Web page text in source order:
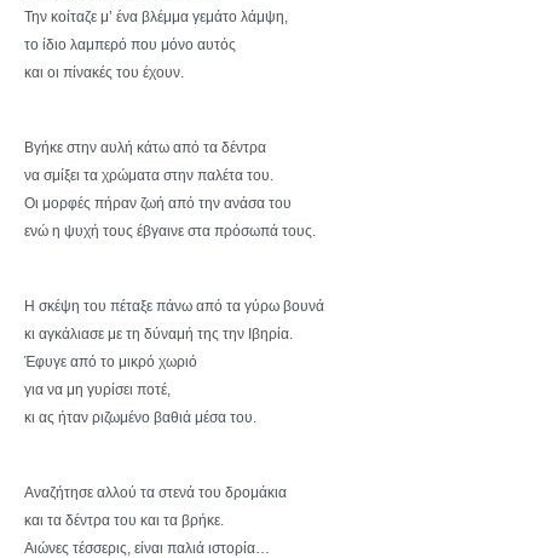
Την κοίταζε μ’ ένα βλέμμα γεμάτο λάμψη,
το ίδιο λαμπερό που μόνο αυτός
και οι πίνακές του έχουν.
Βγήκε στην αυλή κάτω από τα δέντρα
να σμίξει τα χρώματα στην παλέτα του.
Οι μορφές πήραν ζωή από την ανάσα του
ενώ η ψυχή τους έβγαινε στα πρόσωπά τους.
Η σκέψη του πέταξε πάνω από τα γύρω βουνά
κι αγκάλιασε με τη δύναμή της την Ιβηρία.
Έφυγε από το μικρό χωριό
για να μη γυρίσει ποτέ,
κι ας ήταν ριζωμένο βαθιά μέσα του.
Αναζήτησε αλλού τα στενά του δρομάκια
και τα δέντρα του και τα βρήκε.
Αιώνες τέσσερις, είναι παλιά ιστορία…